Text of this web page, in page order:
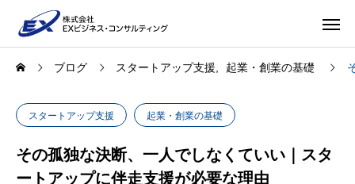
ブログ スタートアップ支援 起業・創業の基礎
スタートアップ支援 起業・創業の基礎
その孤独な決断、一人でしなくていい｜スタ
ートアップに伴走支援が必要な理由